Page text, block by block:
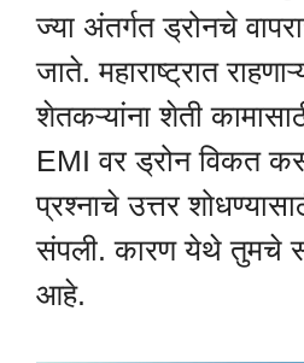
ज्या अंतर्गत ड्रोनचे
जाते. महाराष्ट्रात
शेतकऱ्यांना शेती
EMI वर ड्रोन विकत
प्रश्नाचे उत्तर
संपली. कारण येथे तुमचे
आहे.